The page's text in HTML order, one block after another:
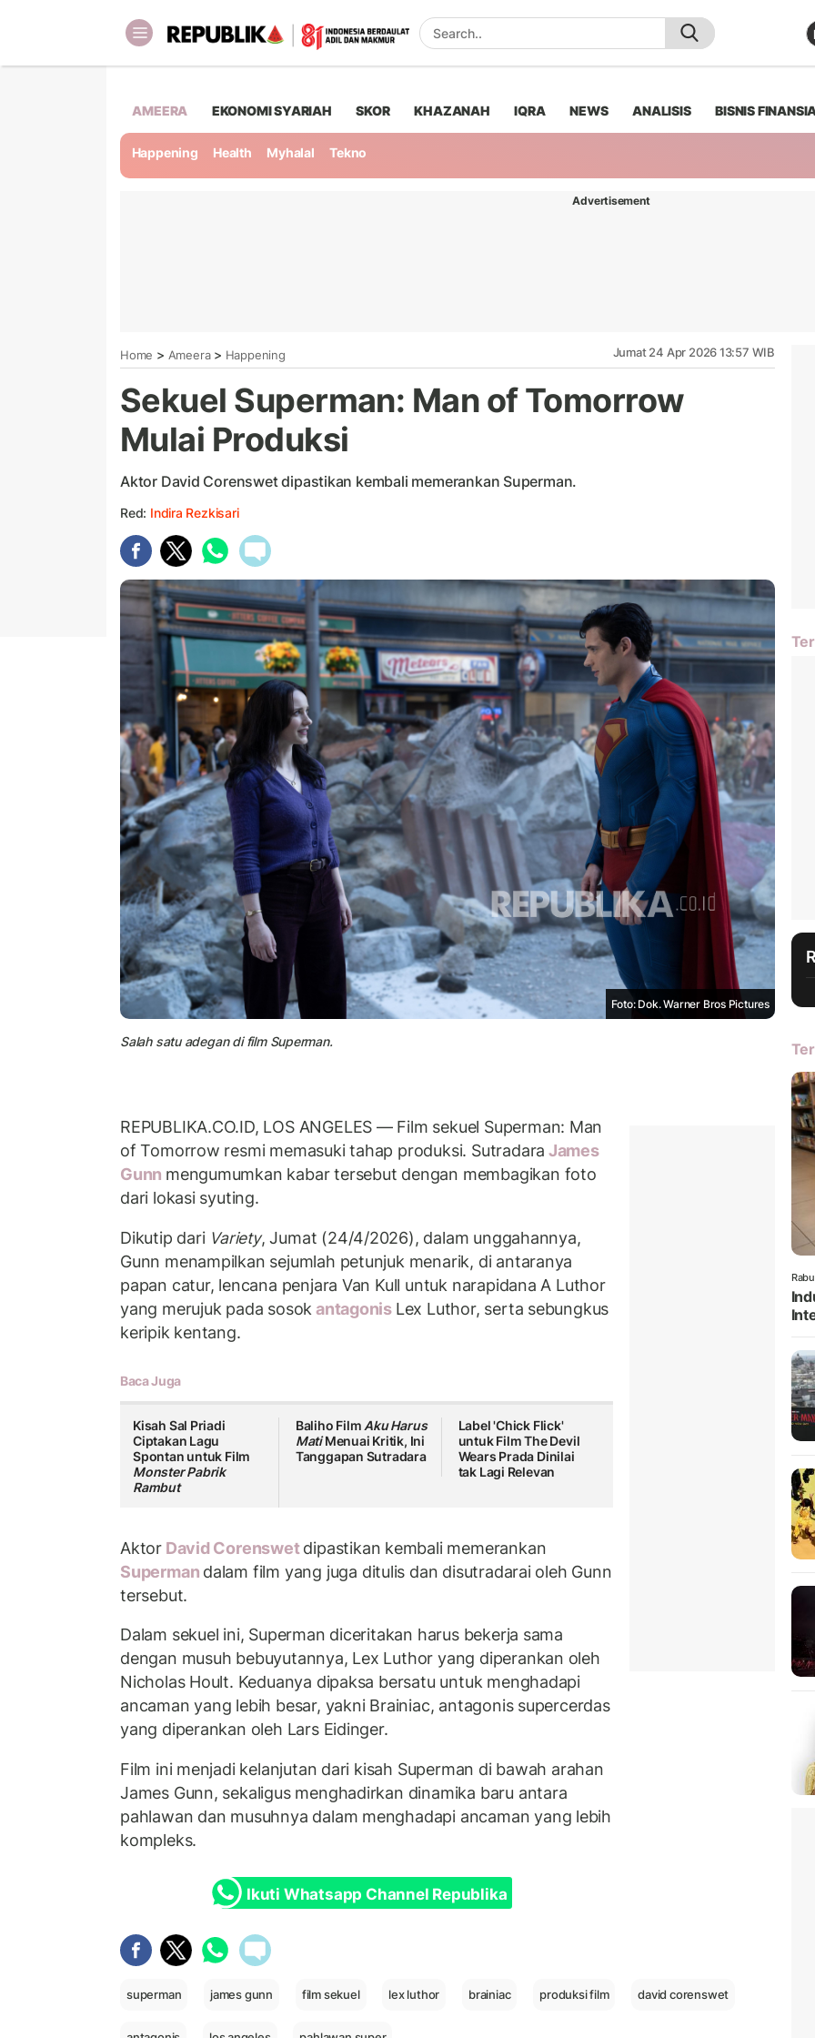
AMEERA EKONOMI SYARIAH SKOR KHAZANAH IQRA NEWS ANALISIS BISNIS
Happening Health Myhalal Tekno
Advertisement
Home > Ameera> Happening Jumat 24 Apr 2026 13:57 WIB
Sekuel Superman: Man of Tomorrow
Mulai Produksi
Aktor David Corenswet dipastikan kembali memerankan Superman.
Red: Indira Rezkisari
Foto: Dok. Warner Bros Pictures
Salah satu adegan di film Superman.
REPUBLIKA.CO.ID, LOS ANGELES — Film sekuel Superman: Man
of Tomorrow resmi memasuki tahap produksi. Sutradara James
Gunn mengumumkan kabar tersebut dengan membagikan foto
dari lokasi syuting.
Dikutip dari Variety, Jumat (24/4/2026), dalam unggahannya,
Gunn menampilkan sejumlah petunjuk menarik, di antaranya
papan catur, lencana penjara Van Kull untuk narapidana A Luthor
yang merujuk pada sosok antagonis Lex Luthor, serta sebungkus
keripik kentang.
Baca Juga
Kisah Sal Priadi
Ciptakan Lagu
Spontan untuk Film
Monster Pabrik
Rambut
Baliho Film Aku Harus
MatiMenuai Kritik, Ini
Tanggapan Sutradara
Label 'Chick Flick'
untuk Film The Devil
Wears Prada Dinilai
tak Lagi Relevan
AktorDavid Corenswetdipastikan kembali memerankan
Superman dalam film yang juga ditulis dan disutradarai oleh Gunn
tersebut.
Dalam sekuel ini, Superman diceritakan harus bekerja sama
dengan musuh bebuyutannya, Lex Luthor yang diperankan oleh
Nicholas Hoult. Keduanya dipaksa bersatu untuk menghadapi
ancaman yang lebih besar, yakni Brainiac, antagonis supercerdas
yang diperankan oleh Lars Eidinger.
Film ini menjadi kelanjutan dari kisah Superman di bawah arahan
James Gunn, sekaligus menghadirkan dinamika baru antara
pahlawan dan musuhnya dalam menghadapi ancaman yang lebih
kompleks.
Ikuti Whatsapp Channel Republika
superman james gunn film sekuel lex luthor brainiac produksi film david corenswet